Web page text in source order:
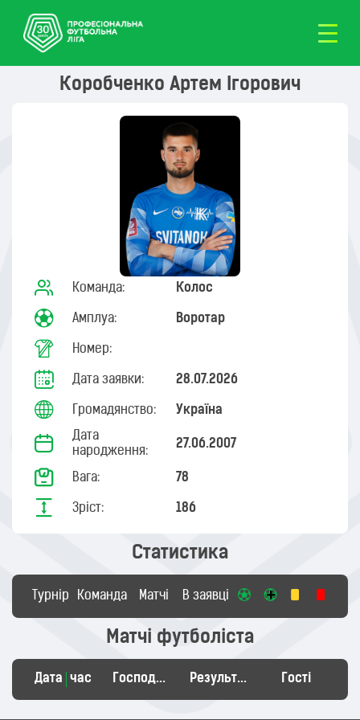
Коробченко Артем Ігорович
Команда: Колос
Амплуа: Воротар
Номер:
Дата заявки: 28.07.2026
Громадянство: Україна
Дата
народження:
27.06.2007
Вага: 78
Зріст: 186
Статистика
Турнір Команда Матчі В заявці
Матчі футболіста
Дата час Господарі Результат Гості